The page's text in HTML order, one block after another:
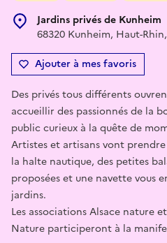
Jardins privés de Kunheim
68320 Kunheim, Haut-
Ajouter à mes favoris
Des privés tous différents
accueillir des passionnés de la
public curieux à la quête de
Artistes et artisans vont prendre
la halte nautique, des petites
proposées et une navette vous
jardins.
Les associations Alsace nature
Nature participeront à la